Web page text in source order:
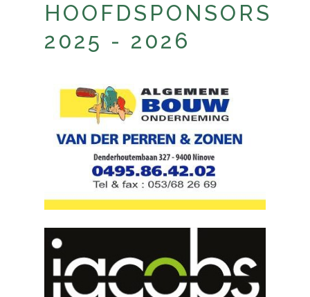
HOOFDSPONSORS
2025 - 2026